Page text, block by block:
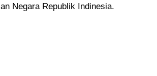
Negara Republik Indinesia.